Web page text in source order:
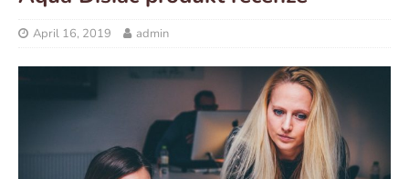
April 16, 2019 admin